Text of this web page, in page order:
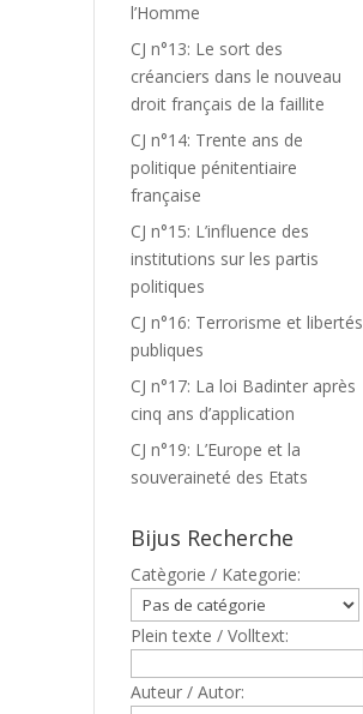
l’Homme
CJ n°13: Le sort des
créanciers dans le nouveau
droit français de la faillite
CJ n°14: Trente ans de
politique pénitentiaire
française
CJ n°15: L’influence des
institutions sur les partis
politiques
CJ n°16: Terrorisme et libertés
publiques
CJ n°17: La loi Badinter après
cinq ans d’application
CJ n°19: L’Europe et la
souveraineté des Etats
Bijus Recherche
Catègorie / Kategorie:
Plein texte / Volltext:
Auteur / Autor: